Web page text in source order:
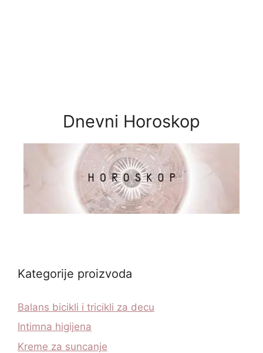
Dnevni Horoskop
Kategorije proizvoda
Balans bicikli i tricikli za decu
Intimna higijena
Kreme za suncanje